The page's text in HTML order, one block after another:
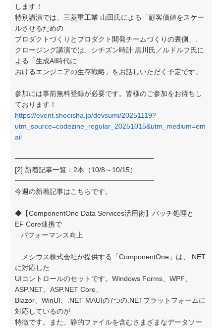
します！
特別講演では、三菱重工業 山田氏による「顧客価値をスケー
ルさせるための
プロダクトづくりとプロダクト開発チームづくりの裏側」、
クロージング講演では、シチズン時計 黒川氏／ルドルフ氏に
よる「生成AI時代に
おけるエンジニアの生存戦略」をお話しいただく予定です。
参加には事前無料登録が必要です。皆様のご参加をお待ちし
ております！
https://event.shoeisha.jp/devsumi/20251119?
utm_source=codezine_regular_20251015&utm_medium=em
ail
━━━━━━━━━━━━━━━━━━━━
[2] 新着記事一覧：2本（10/8～10/15）
━━━━━━━━━━━━━━━━━━━━
今週の新着記事はこちらです。
◆【ComponentOne Data Services活用術】バッチ処理と
EF Core連携で
パフォーマンス向上
メシウス株式会社が提供する「ComponentOne」は、.NET
に対応した
UIコントロールのセットです。Windows Forms、WPF、
ASP.NET、ASP.NET Core、
Blazor、WinUI、.NET MAUIの7つの.NETプラットフォームに
対応しているのが
特徴です。また、静的ファイルを含むさまざまなデータソー